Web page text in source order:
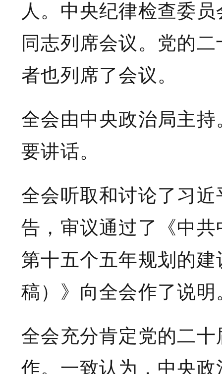
人。中央纪律检查委
同志列席会议。党的
者也列席了会议。
全会由中央政治局主
要讲话。
全会听取和讨论了习
告，审议通过了《中
第十五个五年规划的
稿）》向全会作了说明
全会充分肯定党的二
作。一致认为，中央